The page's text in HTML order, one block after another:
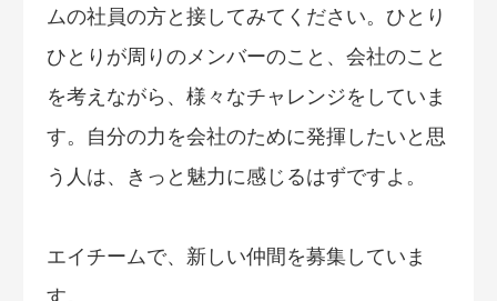
ムの社員の方と接してみてください。ひとり
ひとりが周りのメンバーのこと、会社のこと
を考えながら、様々なチャレンジをしていま
す。自分の力を会社のために発揮したいと思
う人は、きっと魅力に感じるはずですよ。
エイチームで、新しい仲間を募集していま